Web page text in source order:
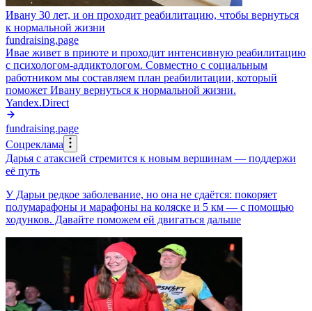
Ивану 30 лет, и он проходит реабилитацию, чтобы вернуться
к нормальной жизни
fundraising.page
Ивае живет в приюте и проходит интенсивную реабилитацию
с психологом-аддиктологом. Совместно с социальным
работником мы составляем план реабилитации, который
поможет Ивану вернуться к нормальной жизни.
Yandex.Direct
fundraising.page
Соцреклама
Дарья с атаксией стремится к новым вершинам — поддержи
её путь
У Дарьи редкое заболевание, но она не сдаётся: покоряет
полумарафоны и марафоны на коляске и 5 км — с помощью
ходунков. Давайте поможем ей двигаться дальше